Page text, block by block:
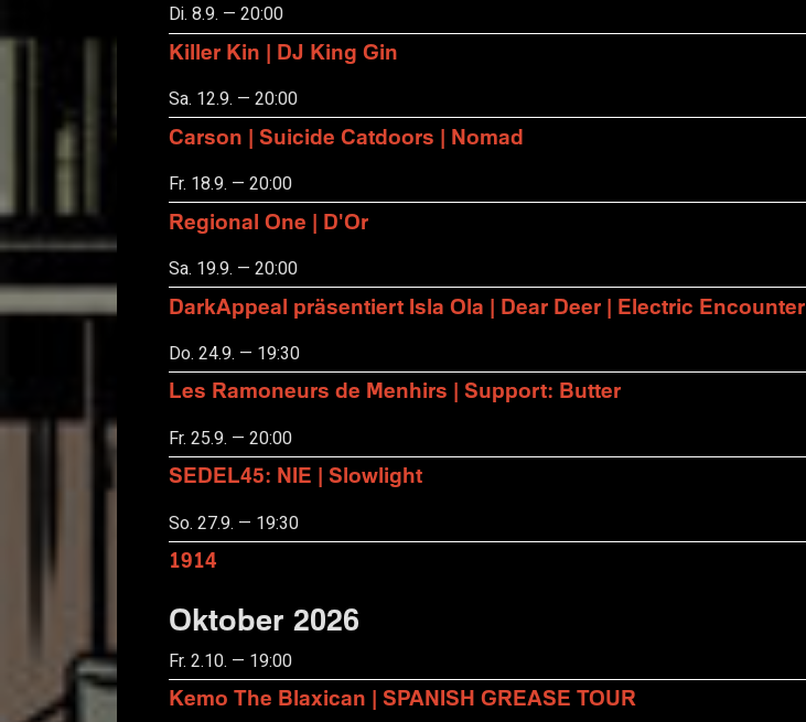
Di. 8.9. — 20:00
Killer Kin | DJ King Gin
Sa. 12.9. — 20:00
Carson | Suicide Catdoors | Nomad
Fr. 18.9. — 20:00
Regional One | D'Or
Sa. 19.9. — 20:00
DarkAppeal präsentiert Isla Ola | Dear Deer | Electric Encounter
Do. 24.9. — 19:30
Les Ramoneurs de Menhirs | Support: Butter
Fr. 25.9. — 20:00
SEDEL45: NIE | Slowlight
So. 27.9. — 19:30
1914
Oktober 2026
Fr. 2.10. — 19:00
Kemo The Blaxican | SPANISH GREASE TOUR